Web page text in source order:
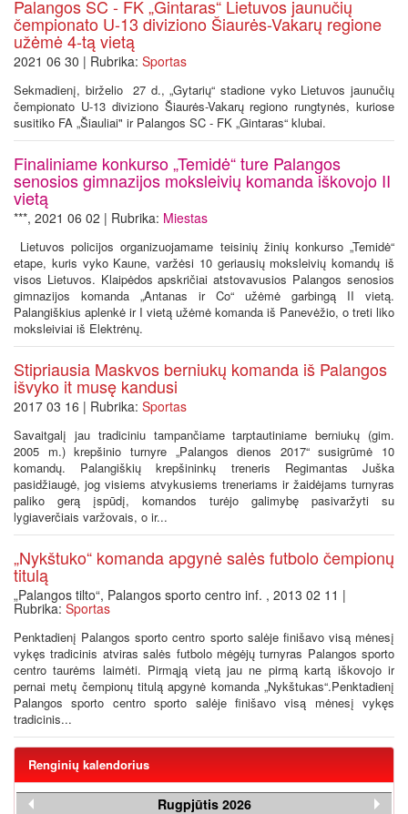
Palangos SC - FK „Gintaras“ Lietuvos jaunučių
čempionato U-13 diviziono Šiaurės-Vakarų regione
užėmė 4-tą vietą
2021 06 30 | Rubrika: Sportas
Sekmadienį, birželio 27 d., „Gytarių“ stadione vyko Lietuvos jaunučių
čempionato U-13 diviziono Šiaurės-Vakarų regiono rungtynės, kuriose
susitiko FA „Šiauliai" ir Palangos SC - FK „Gintaras“ klubai.
Finaliniame konkurso „Temidė“ ture Palangos
senosios gimnazijos moksleivių komanda iškovojo II
vietą
***, 2021 06 02 | Rubrika: Miestas
Lietuvos policijos organizuojamame teisinių žinių konkurso „Temidė“
etape, kuris vyko Kaune, varžėsi 10 geriausių moksleivių komandų iš
visos Lietuvos. Klaipėdos apskričiai atstovavusios Palangos senosios
gimnazijos komanda „Antanas ir Co“ užėmė garbingą II vietą.
Palangiškius aplenkė ir I vietą užėmė komanda iš Panevėžio, o treti liko
moksleiviai iš Elektrėnų.
Stipriausia Maskvos berniukų komanda iš Palangos
išvyko it musę kandusi
2017 03 16 | Rubrika: Sportas
Savaitgalį jau tradiciniu tampančiame tarptautiniame berniukų (gim.
2005 m.) krepšinio turnyre „Palangos dienos 2017“ susigrūmė 10
komandų. Palangiškių krepšininkų treneris Regimantas Juška
pasidžiaugė, jog visiems atvykusiems treneriams ir žaidėjams turnyras
paliko gerą įspūdį, komandos turėjo galimybę pasivaržyti su
lygiaverčiais varžovais, o ir...
„Nykštuko“ komanda apgynė salės futbolo čempionų
titulą
„Palangos tilto“, Palangos sporto centro inf. , 2013 02 11 |
Rubrika: Sportas
Penktadienį Palangos sporto centro sporto salėje finišavo visą mėnesį
vykęs tradicinis atviras salės futbolo mėgėjų turnyras Palangos sporto
centro taurėms laimėti. Pirmąją vietą jau ne pirmą kartą iškovojo ir
pernai metų čempionų titulą apgynė komanda „Nykštukas“.Penktadienį
Palangos sporto centro sporto salėje finišavo visą mėnesį vykęs
tradicinis...
Renginių kalendorius
Rugpjūtis 2026